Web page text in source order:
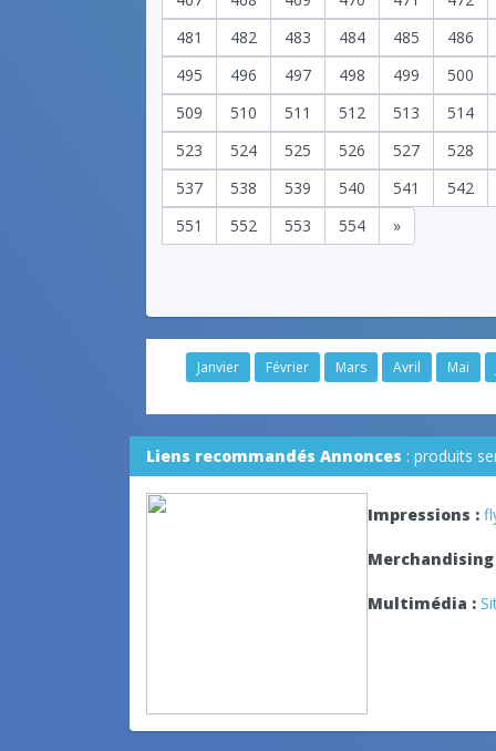
481
482 483 484 485
486
495
496 497 498 499
500
509
510 511 512 513
514
523
524 525 526 527
528
537
538 539 540 541
542
551
552 553 554 »
Janvier Février Mars Avril Mai
Liens recommandés Annonces : produits
Impressions :
Merchandising
Multimédia :